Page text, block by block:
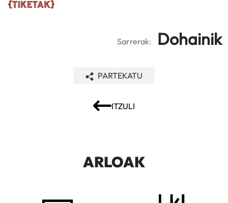
Sarrerak: Dohainik
ITZULI
PARTEKATU
ARLOAK